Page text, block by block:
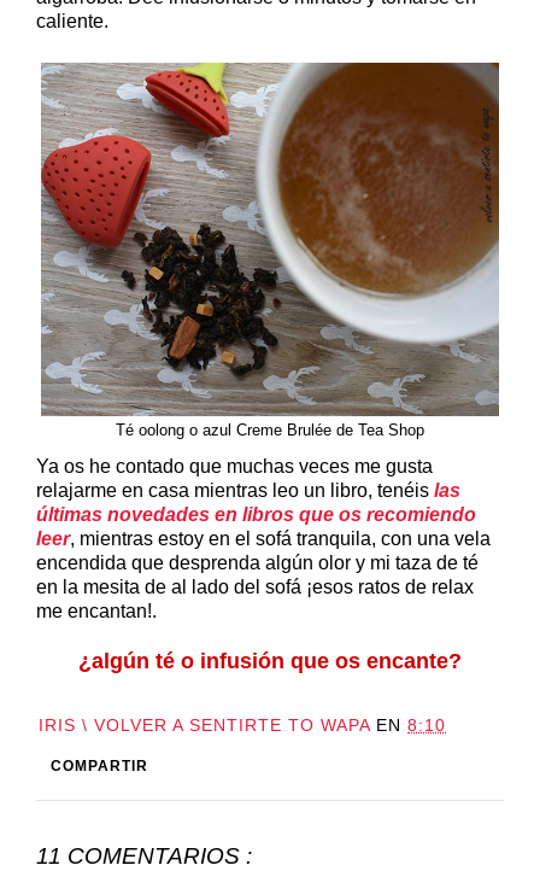
caliente.
Té oolong o azul Creme Brulée de Tea Shop
Ya os he contado que muchas veces me gusta
relajarme en casa mientras leo un libro, tenéis las
últimas novedades en libros que os recomiendo
leer, mientras estoy en el sofá tranquila, con una vela
encendida que desprenda algún olor y mi taza de té
en la mesita de al lado del sofá ¡esos ratos de relax
me encantan!.
¿algún té o infusión que os encante?
IRIS \ VOLVER A SENTIRTE TO WAPA EN 8:10
COMPARTIR
11 COMENTARIOS :